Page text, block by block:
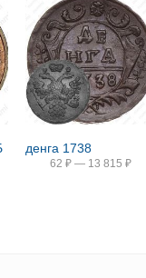
денга 1738
62 ₽ — 13 815 ₽